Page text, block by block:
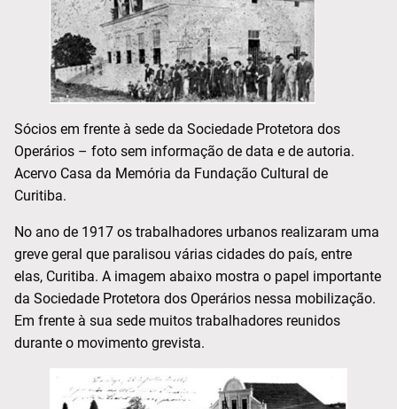
Sócios em frente à sede da Sociedade Protetora dos
Operários – foto sem informação de data e de autoria.
Acervo Casa da Memória da Fundação Cultural de
Curitiba.
No ano de 1917 os trabalhadores urbanos realizaram uma
greve geral que paralisou várias cidades do país, entre
elas, Curitiba. A imagem abaixo mostra o papel importante
da Sociedade Protetora dos Operários nessa mobilização.
Em frente à sua sede muitos trabalhadores reunidos
durante o movimento grevista.